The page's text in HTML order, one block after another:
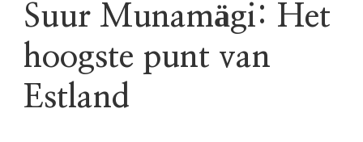
Suur Munamägi: Het
hoogste punt van
Estland